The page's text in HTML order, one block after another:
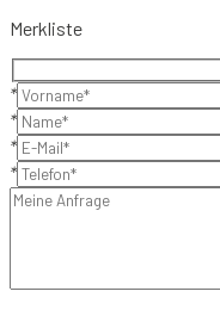
Merkliste
*
*
*
*